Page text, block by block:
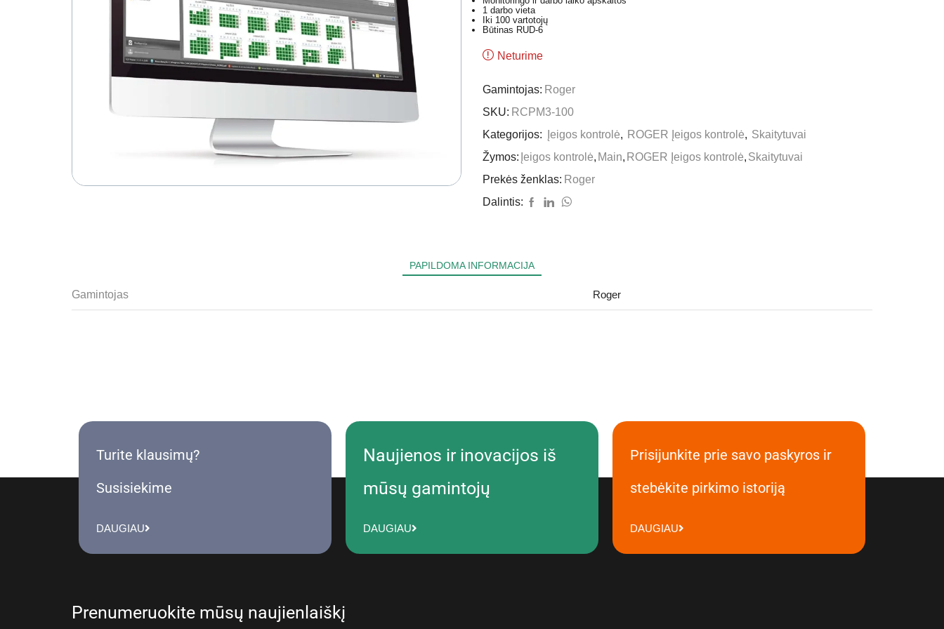
1 darbo vieta
Iki 100 vartotojų
Būtinas RUD-6
Neturime
Gamintojas: Roger
SKU: RCPM3-100
Kategorijos:
Įeigos kontrolė, ROGER Įeigos kontrolė, Skaitytuvai
Žymos: Įeigos kontrolė, Main, ROGER Įeigos kontrolė, Skaitytuvai
Prekės ženklas: Roger
Dalintis:
PAPILDOMA INFORMACIJA
Gamintojas Roger
Turite klausimų?
Susisiekime
DAUGIAU
Naujienos ir inovacijos iš
mūsų gamintojų
DAUGIAU
Prisijunkite prie savo paskyros ir
stebėkite pirkimo istoriją
DAUGIAU
Prenumeruokite mūsų naujienlaiškį